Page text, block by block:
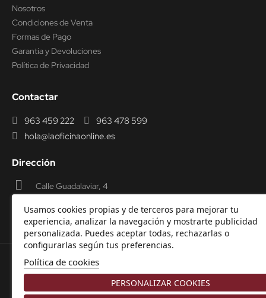
Usamos cookies propias y de terceros para mejorar tu
experiencia, analizar la navegación y mostrarte publicidad
personalizada. Puedes aceptar todas, rechazarlas o
configurarlas según tus preferencias.
Política de cookies
PERSONALIZAR COOKIES
Nosotros
Condiciones de Venta
Formas de Pago
Garantía y Devoluciones
Política de Privacidad
Contactar
963 459 222
963 478 599
hola@laoficinaonline.es
Dirección
Calle Guadalaviar, 4
© 2000-2026 Laoficinaonline.
Aviso Legal-Política de cookies-Política de